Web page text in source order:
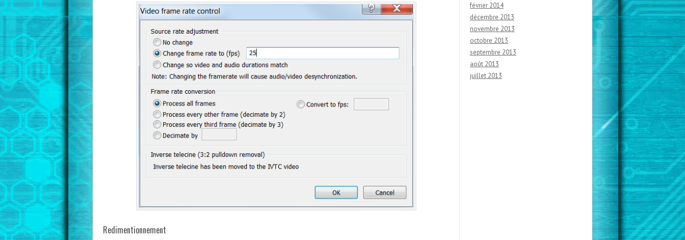
Redimentionnement
février 2014
décembre 2013
novembre 2013
octobre 2013
septembre 2013
août 2013
juillet 2013